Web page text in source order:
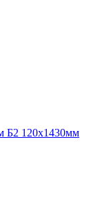
Б2 120x1430мм